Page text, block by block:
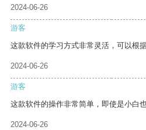
2024-06-26
游客
这款软件的学习方式非常灵活，可以根
2024-06-26
游客
这款软件的操作非常简单，即使是小白
2024-06-26